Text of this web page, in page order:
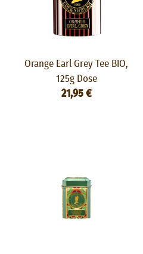
Orange Earl Grey Tee BIO,
125g Dose
21,95 €